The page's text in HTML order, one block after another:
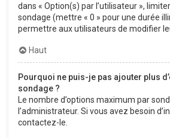
dans « Option(s) par l’utilisateur »,
sondage (mettre « 0 » pour une durée
permettre aux utilisateurs de modifier
Haut
Pourquoi ne puis-je pas ajouter plus
sondage ?
Le nombre d’options maximum par
l’administrateur. Si vous avez besoin
contactez-le.